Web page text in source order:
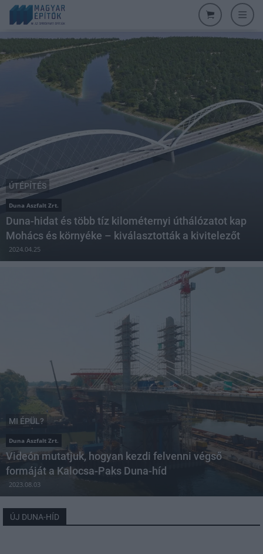
ÚTÉPÍTÉS
Duna Aszfalt Zrt.
Duna-hidat és több tíz kilométernyi úthálózatot kap
Mohács és környéke – kiválasztották a kivitelezőt
2024.04.25
MI ÉPÜL?
Duna Aszfalt Zrt.
Videón mutatjuk, hogyan kezdi felvenni végső
formáját a Kalocsa-Paks Duna-híd
2023.08.03
ÚJ DUNA-HÍD